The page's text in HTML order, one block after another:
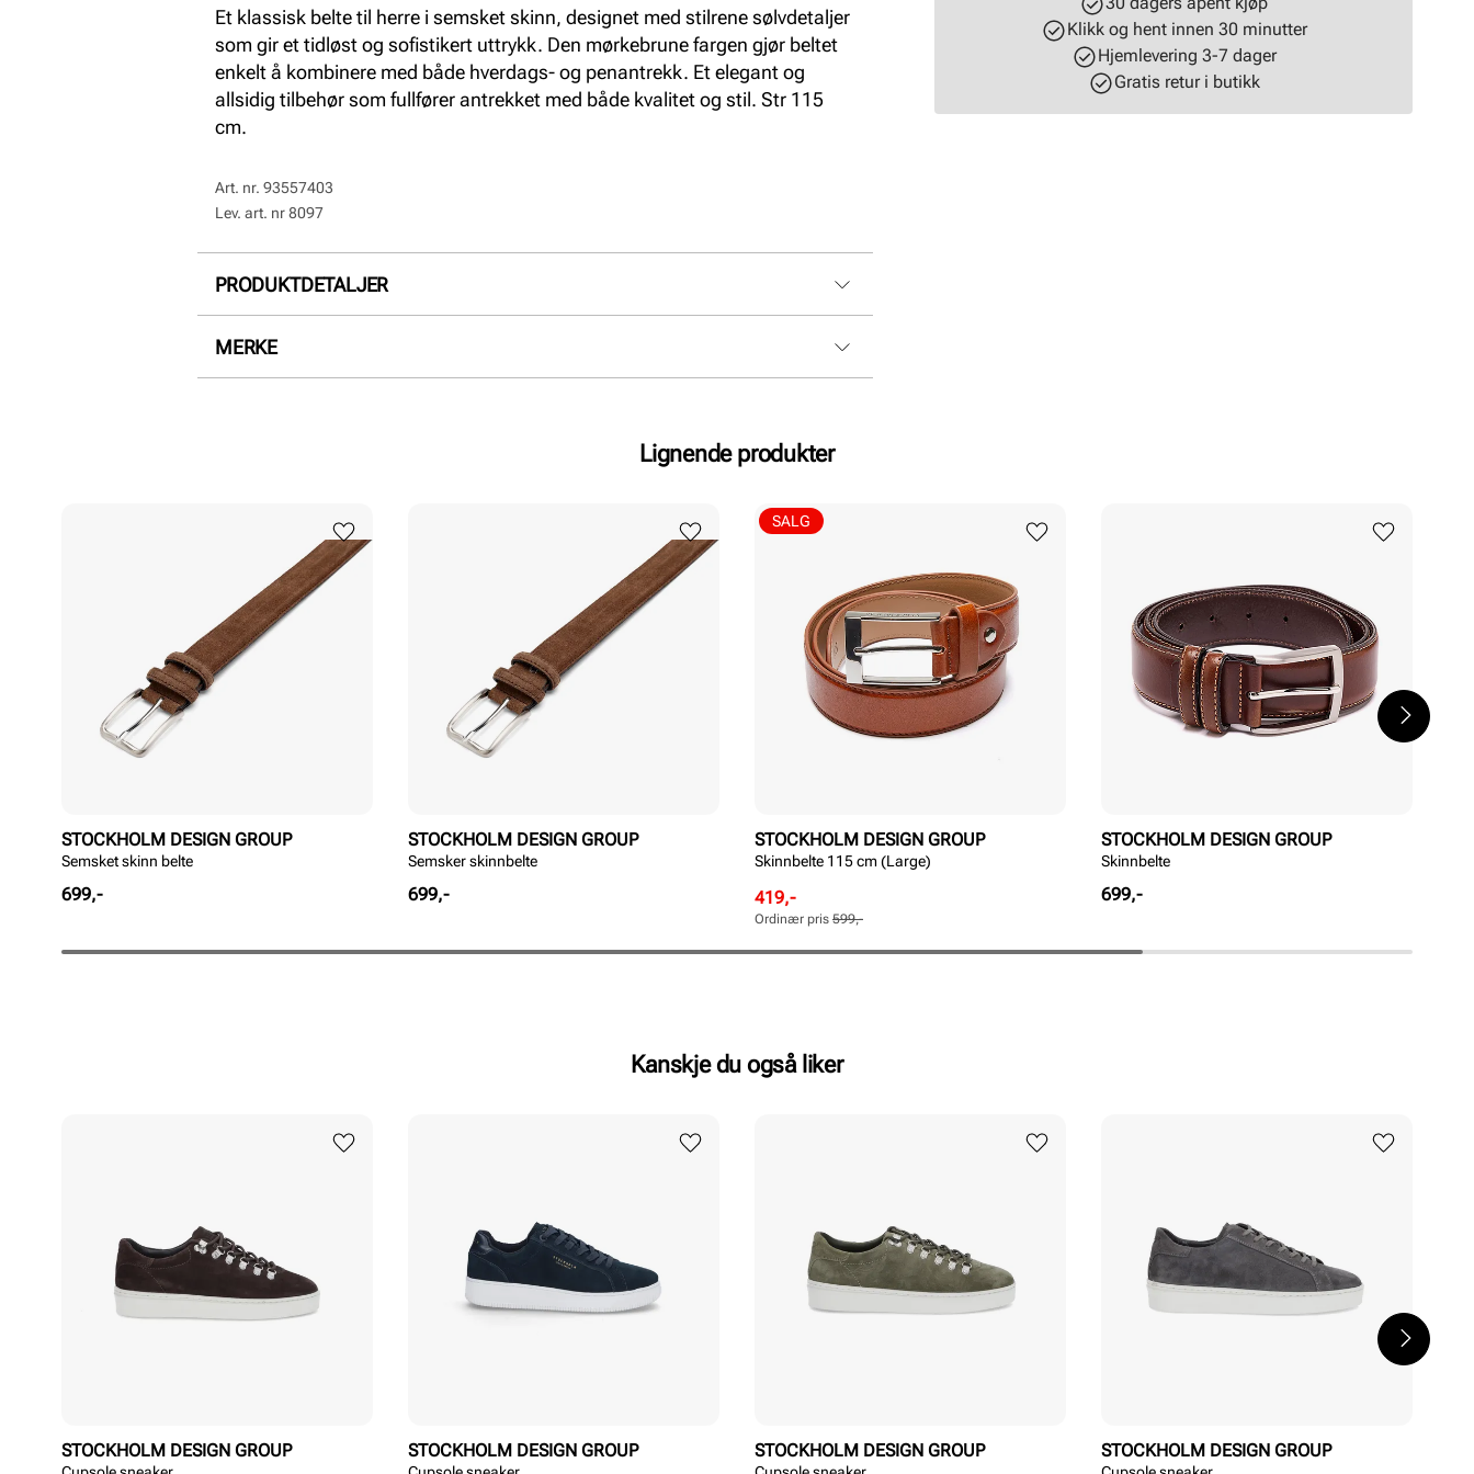
Et klassisk belte til herre i semsket skinn, designet med stilrene sølvdetaljer
som gir et tidløst og sofistikert uttrykk. Den mørkebrune fargen gjør beltet
enkelt å kombinere med både hverdags- og penantrekk. Et elegant og
allsidig tilbehør som fullfører antrekket med både kvalitet og stil. Str 115
cm.
Art. nr. 93557403
Lev. art. nr8097
PRODUKTDETALJER
Overdel:
MERKE
Klikk og hent innen 30 minutter
Hjemlevering 3-7 dager
Gratis retur i butikk
Lignende produkter
STOCKHOLM DESIGN GROUP
Semsket skinn belte
Pris
699,-
STOCKHOLM DESIGN GROUP
Semsker skinnbelte
Pris
699,-
STOCKHOLM DESIGN GROUP
Skinnbelte 115 cm (Large)
Rabattert
pris
Pris
419,-
Ordinær
pris
Pris
Ordinær pris 599,-
SALG
STOCKHOLM DESIGN GROUP
Skinnbelte
Pris
699,-
Kanskje du også liker
STOCKHOLM DESIGN GROUP STOCKHOLM DESIGN GROUP STOCKHOLM DESIGN GROUP STOCKHOLM DESIGN GROUP